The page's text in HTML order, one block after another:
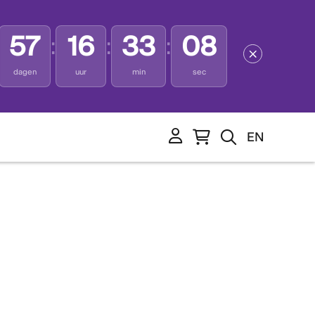
57
dagen
: 16
uur
: 33
min
: 08
sec
EN